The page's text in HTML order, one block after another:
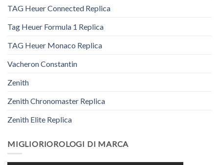
TAG Heuer Connected Replica
Tag Heuer Formula 1 Replica
TAG Heuer Monaco Replica
Vacheron Constantin
Zenith
Zenith Chronomaster Replica
Zenith Elite Replica
MIGLIORIOROLOGI DI MARCA